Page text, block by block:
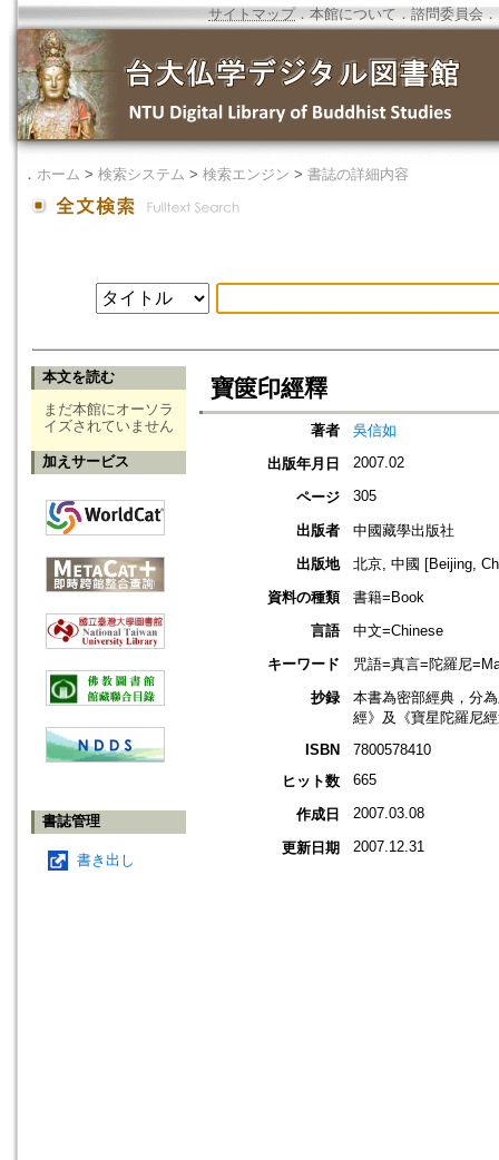
サイトマップ．本館について ． 諮問委員会 ．
． ホーム > 検索システム > 検索エンジン > 書誌の詳細内容
本文を読む
まだ本館にオーソラ
イズされていません
加えサービス
書誌管理
書き出し
寶篋印經釋
著者
吳信如
出版年月日
2007.02
ページ 305
出版者
中國藏學出版社
出版地
北京, 中國 [Beijing,
資料の種類
書籍=Book
言語
中文=Chinese
キーワード
咒語=真言=陀羅尼
抄録
本書為密部經典，分
經》及《寶星陀羅尼
ISBN
7800578410
ヒット数
665
作成日 2007.03.08
更新日期 2007.12.31